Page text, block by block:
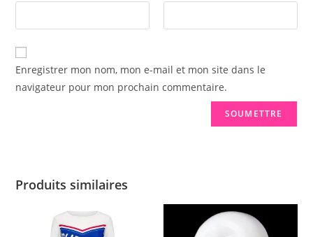
Enregistrer mon nom, mon e-mail et mon site dans le
navigateur pour mon prochain commentaire.
Produits similaires